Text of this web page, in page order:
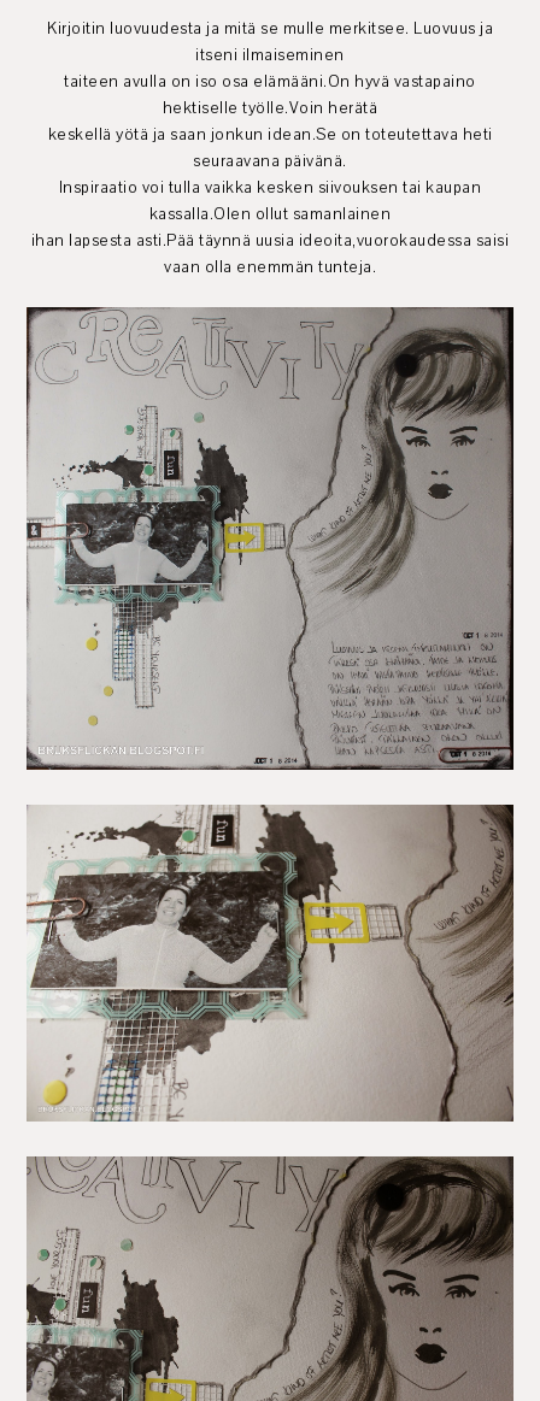
Kirjoitin luovuudesta ja mitä se mulle merkitsee. Luovuus ja
itseni ilmaiseminen
taiteen avulla on iso osa elämääni.On hyvä vastapaino
hektiselle työlle.Voin herätä
keskellä yötä ja saan jonkun idean.Se on toteutettava heti
seuraavana päivänä.
Inspiraatio voi tulla vaikka kesken siivouksen tai kaupan
kassalla.Olen ollut samanlainen
ihan lapsesta asti.Pää täynnä uusia ideoita,vuorokaudessa saisi
vaan olla enemmän tunteja.